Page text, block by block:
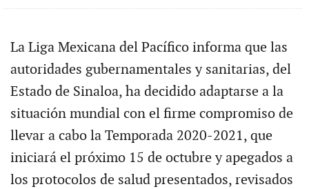
La Liga Mexicana del Pacífico informa que las
autoridades gubernamentales y sanitarias, del
Estado de Sinaloa, ha decidido adaptarse a la
situación mundial con el firme compromiso de
llevar a cabo la Temporada 2020-2021, que
iniciará el próximo 15 de octubre y apegados a
los protocolos de salud presentados, revisados